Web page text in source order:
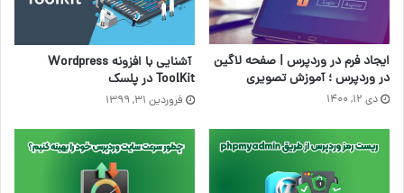
ایجاد فرم در وردپرس | صفحه لاگین
در وردپرس ؛ آموزش تصویری
دی ۱۲, ۱۴۰۰
آشنایی با افزونه Wordpress
ToolKit در پلسک
فروردین ۳۱, ۱۳۹۹